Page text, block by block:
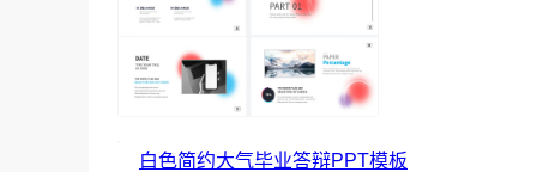
白色简约大气毕业答辩PPT模板